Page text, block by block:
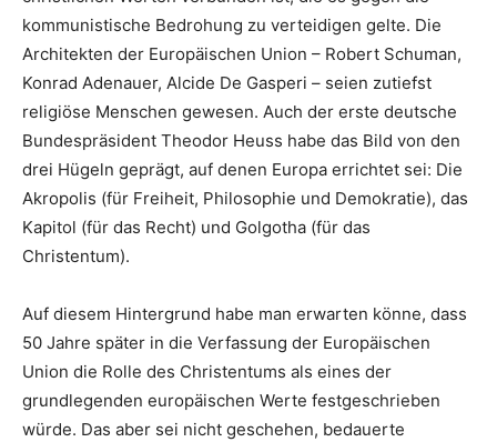
kommunistische Bedrohung zu verteidigen gelte. Die
Architekten der Europäischen Union – Robert Schuman,
Konrad Adenauer, Alcide De Gasperi – seien zutiefst
religiöse Menschen gewesen. Auch der erste deutsche
Bundespräsident Theodor Heuss habe das Bild von den
drei Hügeln geprägt, auf denen Europa errichtet sei: Die
Akropolis (für Freiheit, Philosophie und Demokratie), das
Kapitol (für das Recht) und Golgotha (für das
Christentum).
Auf diesem Hintergrund habe man erwarten könne, dass
50 Jahre später in die Verfassung der Europäischen
Union die Rolle des Christentums als eines der
grundlegenden europäischen Werte festgeschrieben
würde. Das aber sei nicht geschehen, bedauerte